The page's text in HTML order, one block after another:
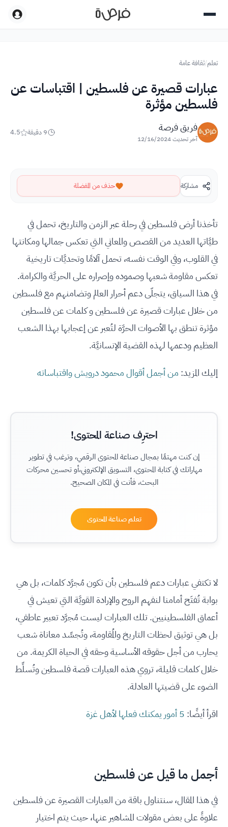
تعلم/ثقافة عامة
عبارات قصيرة عن فلسطين | اقتباسات عن
فلسطين مؤثرة
فريق فرصة
آخر تحديث12/16/2024
9 دقيقة 4.5
مشاركة حذف من المفضلة
تأخذنا أرض فلسطين في رحلة عبر الزمن والتاريخ، تحمل في
طيَّاتها العديد من القصص والمعاني التي تعكس جمالها ومكانتها
في القلوب، وفي الوقت نفسه، تحمل آلامًا وتحديَّات تاريخية
تعكس مقاومة شعبها وصموده وإصراره على الحريَّة والكرامة.
في هذا السياق، يتجلّى دعم أحرار العالم وتضامنهم مع فلسطين
من خلال عبارات قصيرة عن فلسطين و كلمات عن فلسطين
مؤثرة تنطق بها الأصوات الحرَّة لتُعبر عن إعجابها بهذا الشعب
العظيم ودعمها لهذه القضية الإنسانيَّة.
إليك المزيد: من أجمل أقوال محمود درويش واقتباساته
احترِف صناعة المحتوى!
إن كنت مهتمًا بمجال صناعة المحتوى الرقمي، وترغب في تطوير
مهاراتك في كتابة المحتوى، التسويق الإلكتروني،أو تحسين محركات
البحث، فأنت في المكان الصحيح.
تعلم صناعة المحتوى
لا تكتفي عبارات دعم فلسطين بأن تكون مُجرَّد كلمات، بل هي
بوابة تُفتَح أمامنا لنفهم الروح والإرادة القويَّة التي تعيش في
أعماق الفلسطينيين. تلك العبارات ليست مُجرَّد تعبير عاطفي،
بل هي توثيق لحظات التاريخ والمُقاومة، وتُجسِّد معاناة شعب
يحارب من أجل حقوقه الأساسية وحقه في الحياة الكريمة. من
خلال كلمات قليلة، تروي هذه العبارات قصة فلسطين وتُسلِّط
الضوء على قضيتها العادلة.
اقرأ أيضًا: 5 أمور يمكنك فعلها لأهل غزة
أجمل ما قيل عن فلسطين
في هذا المقال، سنتناول باقة من العبارات القصيرة عن فلسطين
علاوةً على بعض مقولات المشاهير عنها، حيث يتم اختيار